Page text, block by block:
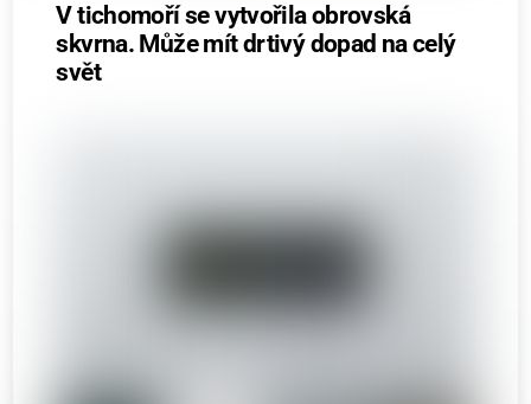
V tichomoří se vytvořila obrovská
skvrna. Může mít drtivý dopad na celý
svět